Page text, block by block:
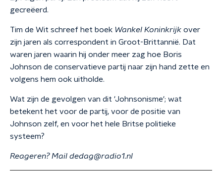
gecreëerd.
Tim de Wit schreef het boek Wankel Koninkrijk over
zijn jaren als correspondent in Groot-Brittannië. Dat
waren jaren waarin hij onder meer zag hoe Boris
Johnson de conservatieve partij naar zijn hand zette en
volgens hem ook uitholde.
Wat zijn de gevolgen van dit 'Johnsonisme'; wat
betekent het voor de partij, voor de positie van
Johnson zelf, en voor het hele Britse politieke
systeem?
Reageren? Mail dedag@radio1.nl